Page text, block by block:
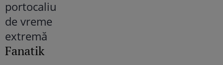
Fanatik